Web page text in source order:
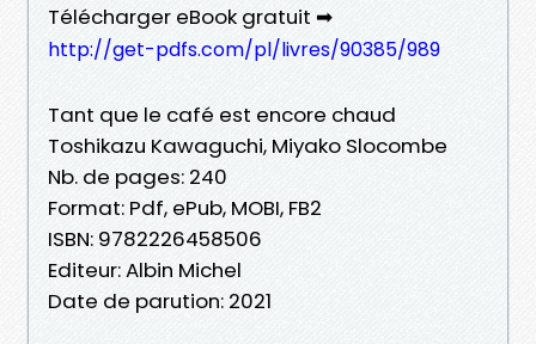
Télécharger eBook gratuit ➡
http://get-pdfs.com/pl/livres/90385/989
Tant que le café est encore chaud
Toshikazu Kawaguchi, Miyako Slocombe
Nb. de pages: 240
Format: Pdf, ePub, MOBI, FB2
ISBN: 9782226458506
Editeur: Albin Michel
Date de parution: 2021